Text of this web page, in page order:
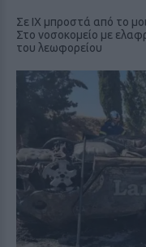
Σε ΙΧ μπροστά από το
Στο νοσοκομείο με
του λεωφορείου